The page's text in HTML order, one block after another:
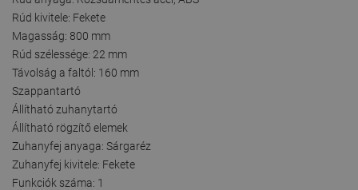
Rúd kivitele: Fekete
Magasság: 800 mm
Rúd szélessége: 22 mm
Távolság a faltól: 160 mm
Szappantartó
Állítható zuhanytartó
Állítható rögzítő elemek
Zuhanyfej anyaga: Sárgaréz
Zuhanyfej kivitele: Fekete
Funkciók száma: 1